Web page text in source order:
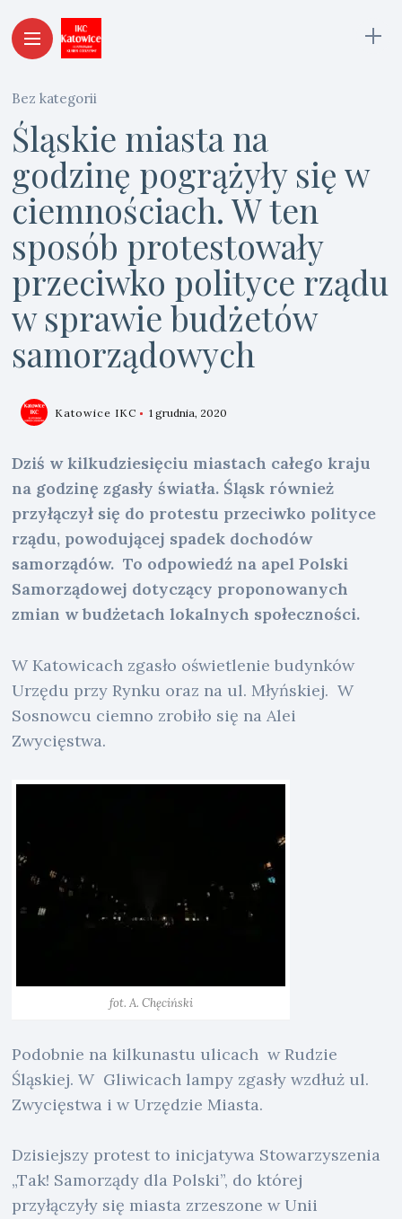
Bez kategorii
Śląskie miasta na
godzinę pogrążyły się w
ciemnościach. W ten
sposób protestowały
przeciwko polityce rządu
w sprawie budżetów
samorządowych
Katowice IKC 1 grudnia, 2020
Dziś w kilkudziesięciu miastach całego kraju
na godzinę zgasły światła. Śląsk również
przyłączył się do protestu przeciwko polityce
rządu, powodującej spadek dochodów
samorządów. To odpowiedź na apel Polski
Samorządowej dotyczący proponowanych
zmian w budżetach lokalnych społeczności.
W Katowicach zgasło oświetlenie budynków
Urzędu przy Rynku oraz na ul. Młyńskiej. W
Sosnowcu ciemno zrobiło się na Alei
Zwycięstwa.
fot. A. Chęciński
Podobnie na kilkunastu ulicach w Rudzie
Śląskiej. W Gliwicach lampy zgasły wzdłuż ul.
Zwycięstwa i w Urzędzie Miasta.
Dzisiejszy protest to inicjatywa Stowarzyszenia
„Tak! Samorządy dla Polski”, do której
przyłączyły się miasta zrzeszone w Unii